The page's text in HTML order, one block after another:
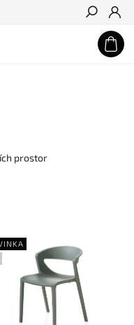
Hledat
prostor